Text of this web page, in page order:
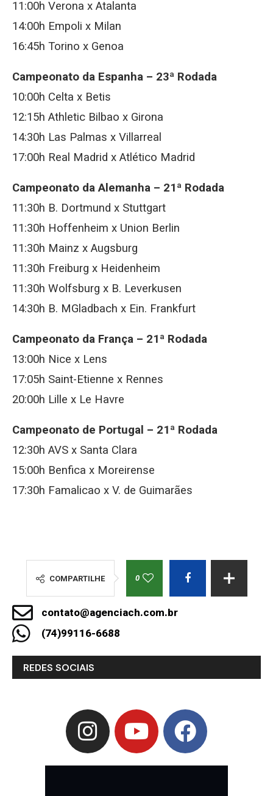
11:00h Verona x Atalanta
14:00h Empoli x Milan
16:45h Torino x Genoa
Campeonato da Espanha – 23ª Rodada
10:00h Celta x Betis
12:15h Athletic Bilbao x Girona
14:30h Las Palmas x Villarreal
17:00h Real Madrid x Atlético Madrid
Campeonato da Alemanha – 21ª Rodada
11:30h B. Dortmund x Stuttgart
11:30h Hoffenheim x Union Berlin
11:30h Mainz x Augsburg
11:30h Freiburg x Heidenheim
11:30h Wolfsburg x B. Leverkusen
14:30h B. MGladbach x Ein. Frankfurt
Campeonato da França – 21ª Rodada
13:00h Nice x Lens
17:05h Saint-Etienne x Rennes
20:00h Lille x Le Havre
Campeonato de Portugal – 21ª Rodada
12:30h AVS x Santa Clara
15:00h Benfica x Moreirense
17:30h Famalicao x V. de Guimarães
COMPARTILHE 0
contato@agenciach.com.br
(74)99116-6688
REDES SOCIAIS